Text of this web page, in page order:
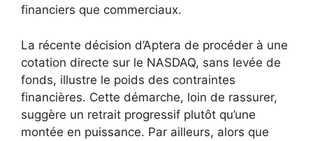
financiers que commerciaux.
La récente décision d’Aptera de procéder à une
cotation directe sur le NASDAQ, sans levée de
fonds, illustre le poids des contraintes
financières. Cette démarche, loin de rassurer,
suggère un retrait progressif plutôt qu’une
montée en puissance. Par ailleurs, alors que